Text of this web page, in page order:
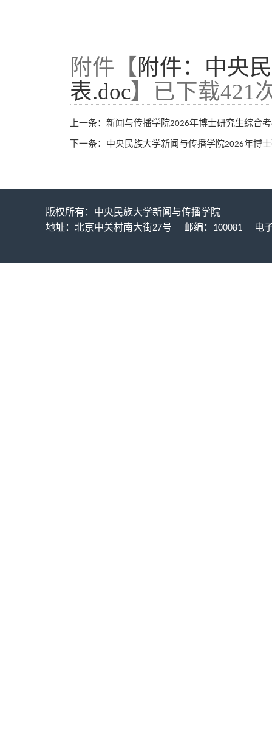
附件【 附件：中央
表.doc】已下载421
上一条： 新闻与传播学院2026年博士研究生综合
下一条： 中央民族大学新闻与传播学院2026年博
版权所有：中央民族大学新闻与传播学院
地址：北京中关村南大街27号 邮编：100081 电子